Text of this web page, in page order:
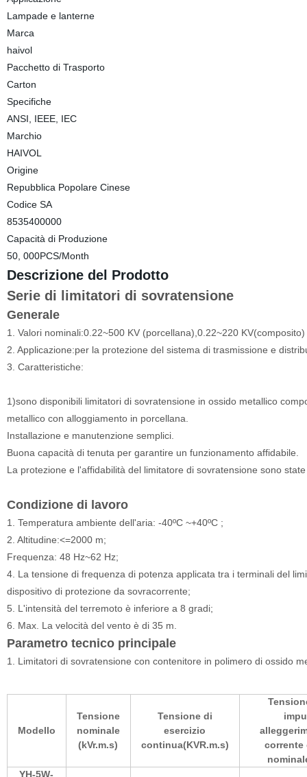
Lampade e lanterne
Marca
haivol
Pacchetto di Trasporto
Carton
Specifiche
ANSI, IEEE, IEC
Marchio
HAIVOL
Origine
Repubblica Popolare Cinese
Codice SA
8535400000
Capacità di Produzione
50, 000PCS/Month
Descrizione del Prodotto
Serie di limitatori di sovratensione
Generale
1. Valori nominali:0.22~500 KV (porcellana),0.22~220
2. Applicazione:per la protezione del sistema di trasmissione e
3. Caratteristiche:
1)sono disponibili limitatori di sovratensione in ossido metallico
metallico con alloggiamento in porcellana.
Installazione e manutenzione semplici.
Buona capacità di tenuta per garantire un funzionamento affidabile.
La protezione e l'affidabilità del limitatore di sovratensione sono
Condizione di lavoro
1. Temperatura ambiente dell'aria: -40ºC ~+40ºC ;
2. Altitudine:<=2000 m;
Frequenza: 48 Hz~62 Hz;
4. La tensione di frequenza di potenza applicata tra i terminali del
dispositivo di protezione da sovracorrente;
5. L'intensità del terremoto è inferiore a 8 gradi;
6. Max. La velocità del vento è di 35 m.
Parametro tecnico principale
1. Limitatori di sovratensione con contenitore in polimero di ossido
Modello
Tensione
nominale
(kVr.m.s)
Tensione di
esercizio
continua(KVR.m.s)
corrente
YH-5W-